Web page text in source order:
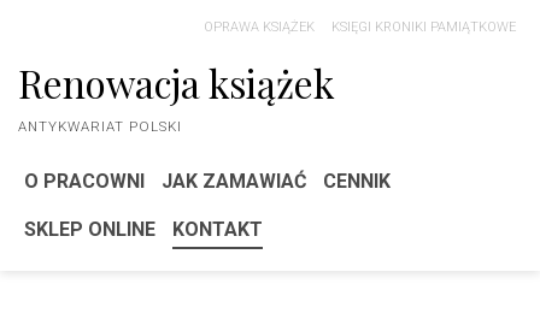
Renowacja książek
ANTYKWARIAT POLSKI
OPRAWA KSIĄŻEK KSIĘGI KRONIKI PAMIĄTKOWE
O PRACOWNI JAK ZAMAWIAĆ CENNIK
SKLEP ONLINE KONTAKT